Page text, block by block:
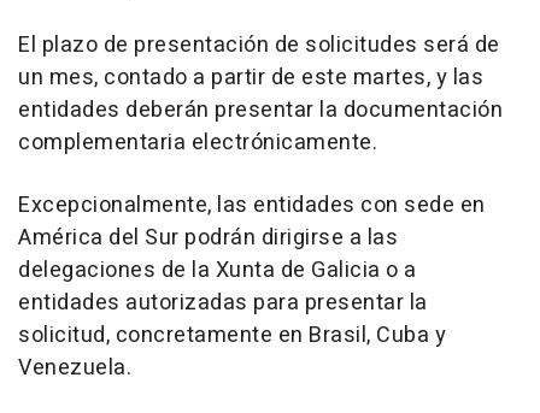
El plazo de presentación de solicitudes será de
un mes, contado a partir de este martes, y las
entidades deberán presentar la documentación
complementaria electrónicamente.
Excepcionalmente, las entidades con sede en
América del Sur podrán dirigirse a las
delegaciones de la Xunta de Galicia o a
entidades autorizadas para presentar la
solicitud, concretamente en Brasil, Cuba y
Venezuela.